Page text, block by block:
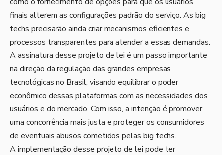
finais alterem as configurações padrão do serviço. As big
techs precisarão ainda criar mecanismos eficientes e
processos transparentes para atender a essas demandas.
A assinatura desse projeto de lei é um passo importante
na direção da regulação das grandes empresas
tecnológicas no Brasil, visando equilibrar o poder
econômico dessas plataformas com as necessidades dos
usuários e do mercado. Com isso, a intenção é promover
uma concorrência mais justa e proteger os consumidores
de eventuais abusos cometidos pelas big techs.
A implementação desse projeto de lei pode ter